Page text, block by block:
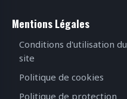
Mentions Légales
Conditions d'utilisation du
site
Politique de cookies
Politique de protection